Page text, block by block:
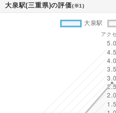
大泉駅(三重県)の評価(※1)